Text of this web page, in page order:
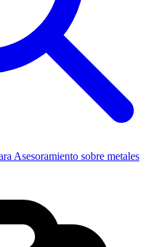
Asesoramiento sobre metales